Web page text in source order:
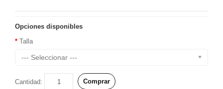
Opciones disponibles
Talla
--- Seleccionar ---
Cantidad: Comprar